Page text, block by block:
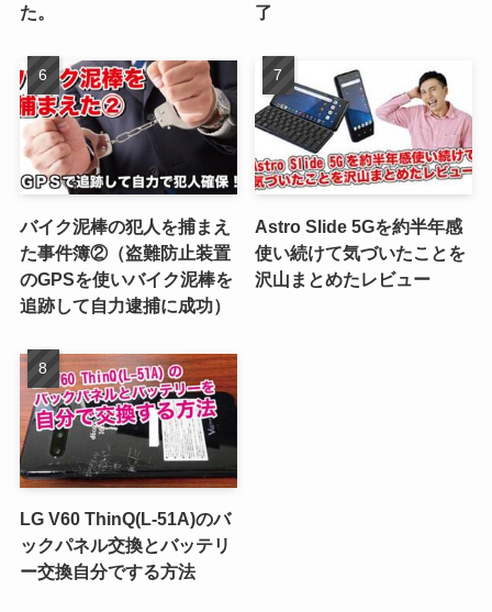
た。
了
バイク泥棒の犯人を捕まえ
た事件簿②（盗難防止装置
のGPSを使いバイク泥棒を
追跡して自力逮捕に成功）
Astro Slide 5Gを約半年感
使い続けて気づいたことを
沢山まとめたレビュー
LG V60 ThinQ(L-51A)のバ
ックパネル交換とバッテリ
ー交換自分でする方法